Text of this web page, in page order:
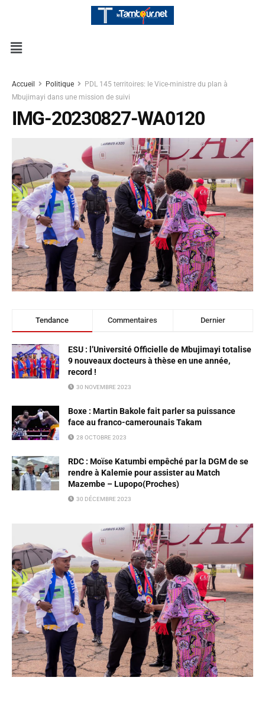
Accueil Politique
PDL 145 territoires: le Vice-ministre du plan à
Mbujimayi dans une mission de suivi
IMG-20230827-WA0120
Tendance Commentaires Dernier
ESU : l’Université Officielle de Mbujimayi totalise
9 nouveaux docteurs à thèse en une année,
record !
30 NOVEMBRE 2023
Boxe : Martin Bakole fait parler sa puissance
face au franco-camerounais Takam
28 OCTOBRE 2023
RDC : Moïse Katumbi empêché par la DGM de se
rendre à Kalemie pour assister au Match
Mazembe – Lupopo(Proches)
30 DÉCEMBRE 2023